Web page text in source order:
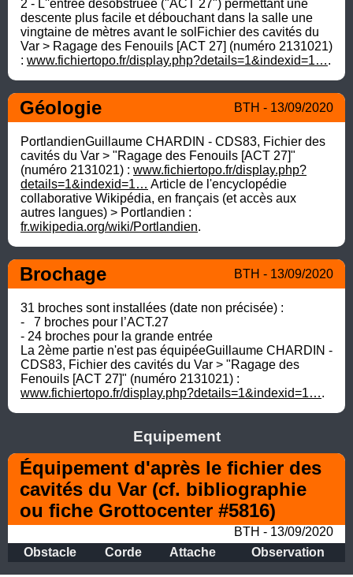
2 - L''entrée désobstruée ("ACT 27") permettant une
descente plus facile et débouchant dans la salle une
vingtaine de mètres avant le solFichier des cavités du
Var > Ragage des Fenouils [ACT 27] (numéro 2131021)
: www.fichiertopo.fr/display.php?details=1&indexid=1….
Géologie BTH - 13/09/2020
PortlandienGuillaume CHARDIN - CDS83, Fichier des
cavités du Var > "Ragage des Fenouils [ACT 27]"
(numéro 2131021) : www.fichiertopo.fr/display.php?
details=1&indexid=1… Article de l'encyclopédie
collaborative Wikipédia, en français (et accès aux
fr.wikipedia.org/wiki/Portlandien.
Brochage BTH - 13/09/2020
31 broches sont installées (date non précisée) :
-   7 broches pour l’ACT.27
- 24 broches pour la grande entrée
La 2ème partie n'est pas équipéeGuillaume CHARDIN -
CDS83, Fichier des cavités du Var > "Ragage des
www.fichiertopo.fr/display.php?details=1&indexid=1….
Equipement
Équipement d'après le fichier des
cavités du Var (cf. bibliographie
ou fiche Grottocenter #5816)
BTH - 13/09/2020
Obstacle
Corde Attache Observation